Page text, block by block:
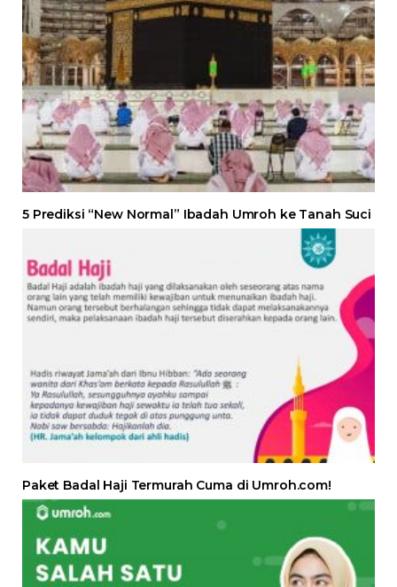
5 Prediksi “New Normal” Ibadah Umroh ke Tanah Suci
Paket Badal Haji Termurah Cuma di Umroh.com!